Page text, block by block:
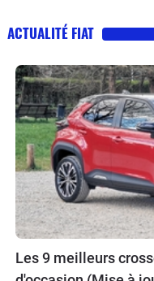
ACTUALITÉ FIAT
Les 9 meilleurs